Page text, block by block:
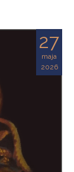
27
maja
2026